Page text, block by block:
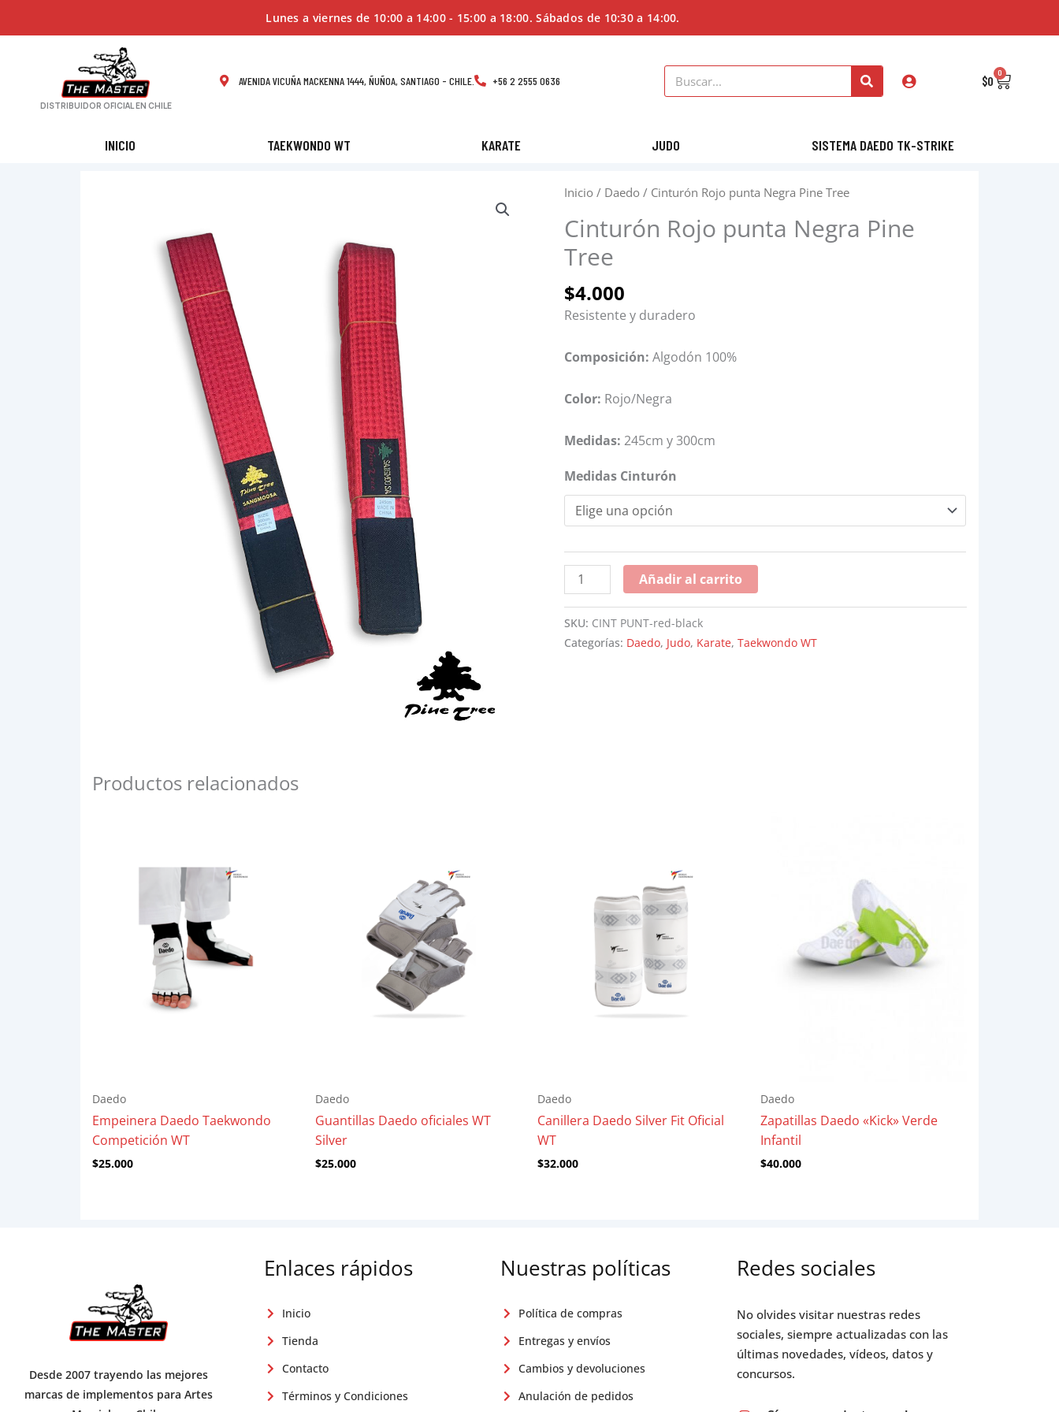
Lunes a viernes de 10:00 a 14:00 - 15:00 a 18:00. Sábados de 10:30 a 14:00.
DISTRIBUIDOR OFICIAL EN CHILE
AVENIDA VICUÑA MACKENNA 1444, ÑUÑOA, SANTIAGO - CHILE. +56 2 2555 0636 Search $0
0
Cart
INICIO TAEKWONDO WT KARATE JUDO SISTEMA DAEDO TK-STRIKE
Inicio / Daedo / Cinturón Rojo punta Negra Pine Tree
Cinturón Rojo punta Negra Pine
Tree
$4.000
Resistente y duradero
Composición: Algodón 100%
Color: Rojo/Negra
Medidas: 245cm y 300cm
Medidas Cinturón
Cinturón
punta
Negra
Pine
Tree
cantidad
Añadir al carrito
SKU: CINT PUNT-red-black
Categorías: Daedo, Judo, Karate,Taekwondo WT
Productos relacionados
Daedo
Empeinera Daedo Taekwondo
Competición WT
$25.000
Daedo
Guantillas Daedo oficiales WT
Silver
$25.000
Daedo
Canillera Daedo Silver Fit Oficial
WT
$32.000
Daedo
Zapatillas Daedo «Kick» Verde
Infantil
$40.000
Desde 2007 trayendo las mejores
marcas de implementos para Artes
Enlaces rápidos
Inicio
Tienda
Contacto
Términos y Condiciones
Nuestras políticas
Política de compras
Entregas y envíos
Cambios y devoluciones
Anulación de pedidos
Redes sociales
No olvides visitar nuestras redes
sociales, siempre actualizadas con las
últimas novedades, vídeos, datos y
concursos.